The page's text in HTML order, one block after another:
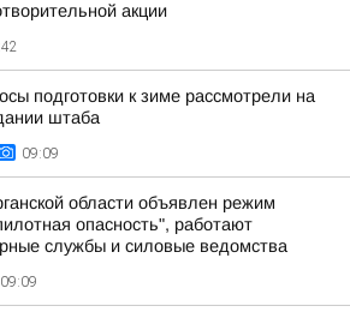
акции
подготовки к зиме рассмотрели на
штаба
09:09
области объявлен режим
опасность", работают
службы и силовые ведомства
09:09